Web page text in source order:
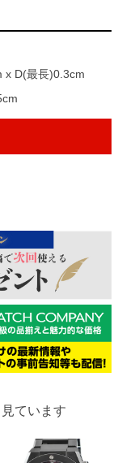
x D(最長)0.3cm
ています